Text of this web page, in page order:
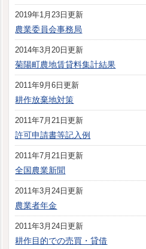
2019年1月23日更新
農業委員会事務局
2014年3月20日更新
菊陽町農地賃貸料集計結果
2011年9月6日更新
耕作放棄地対策
2011年7月21日更新
許可申請書等記入例
2011年7月21日更新
全国農業新聞
2011年3月24日更新
農業者年金
2011年3月24日更新
耕作目的での売買・貸借